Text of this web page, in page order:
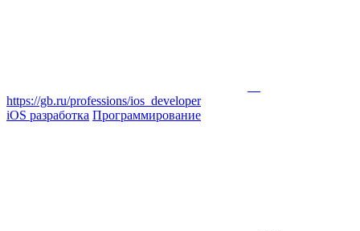
https://gb.ru/professions/ios_developer
iOS разработка Программирование